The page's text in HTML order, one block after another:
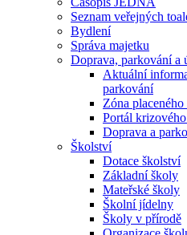
Seznam veřejných
Bydlení
Správa majetku
Doprava, parkování a
Aktuální
parkování
Zóna placeného
Portál
Doprava a
Školství
Dotace školství
Základní školy
Mateřské školy
Školní jídelny
Školy v přírodě